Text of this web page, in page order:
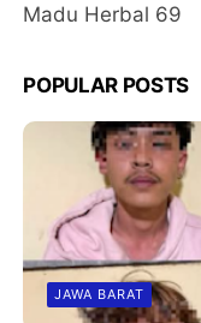
Madu Herbal 69
POPULAR POSTS
JAWA BARAT